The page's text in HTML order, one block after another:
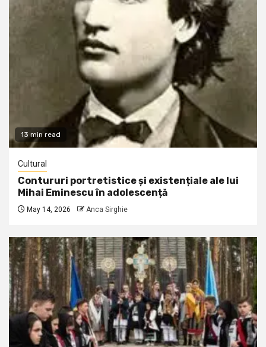
13 min read
Cultural
Contururi portretistice și existențiale ale lui
Mihai Eminescu în adolescență
May 14, 2026 Anca Sirghie